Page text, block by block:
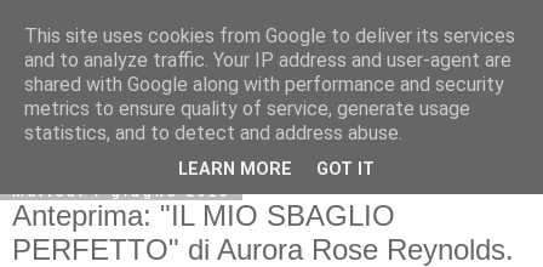
martedì 7 giugno 2016
Anteprima: "IL MIO SBAGLIO
PERFETTO" di Aurora Rose Reynolds.
This site uses cookies from Google to deliver its services
and to analyze traffic. Your IP address and user-agent are
shared with Google along with performance and security
metrics to ensure quality of service, generate usage
statistics, and to detect and address abuse.
LEARN MORE GOT IT